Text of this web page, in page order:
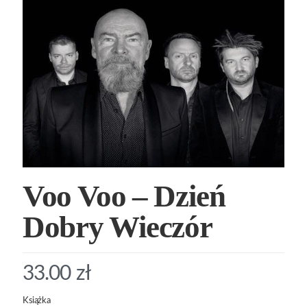
Voo Voo – Dzień
Dobry Wieczór
33.00 zł
Książka